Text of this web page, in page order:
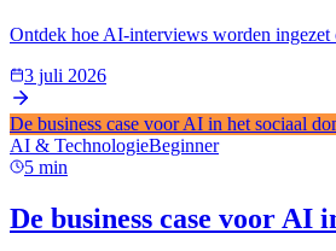
Ontdek hoe AI-interviews worden ingezet
3 juli 2026
De business case voor AI in het sociaal
AI & TechnologieBeginner
5 min
De business case voor AI